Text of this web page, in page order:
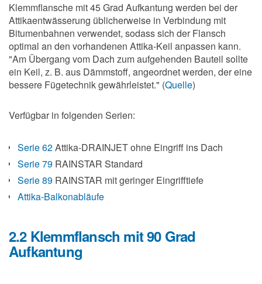
Klemmflansche mit 45 Grad Aufkantung werden bei der
Attikaentwässerung üblicherweise in Verbindung mit
Bitumenbahnen verwendet, sodass sich der Flansch
optimal an den vorhandenen Attika-Keil anpassen kann.
"Am Übergang vom Dach zum aufgehenden Bauteil sollte
ein Keil, z. B. aus Dämmstoff, angeordnet werden, der eine
bessere Fügetechnik gewährleistet." (Quelle)
Verfügbar in folgenden Serien:
Serie 62Attika-DRAINJET ohne Eingriff ins Dach
Serie 79 RAINSTAR Standard
Serie 89 RAINSTAR mit geringer Eingrifftiefe
Attika-Balkonabläufe
2.2 Klemmflansch mit 90 Grad
Aufkantung